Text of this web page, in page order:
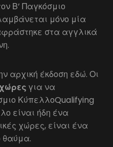
Β’ Παγκόσμιο
μόνο μία
στα αγγλικά
αρχική έκδοση εδώ. Οι
χώρες για να
ΚύπελλοQualifying
είναι ήδη ένα
χώρες, είναι ένα
θαύμα.